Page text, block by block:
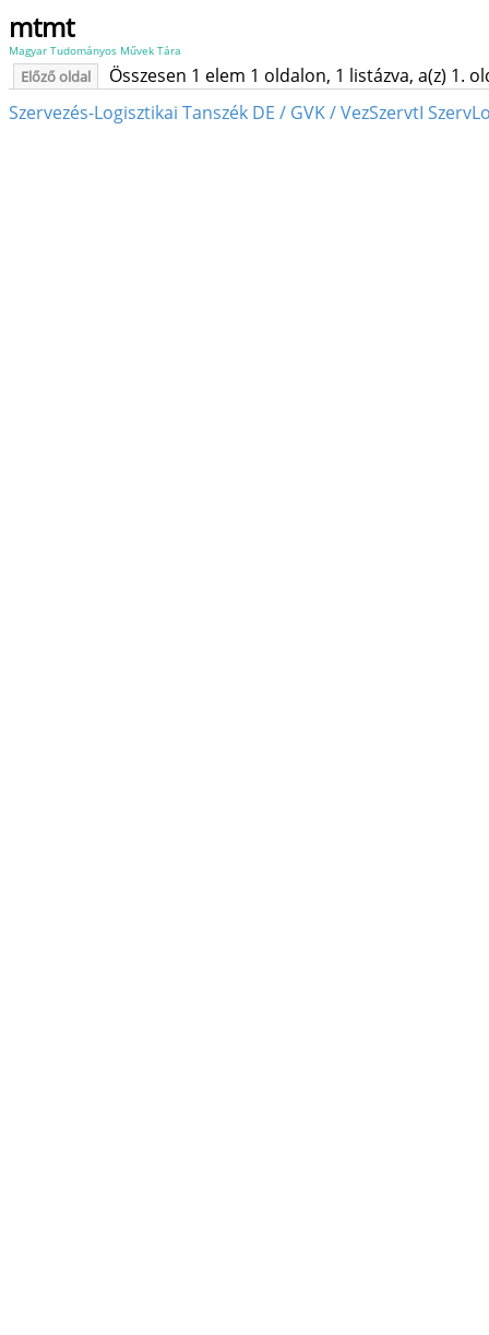
mtmt
Magyar Tudományos Művek Tára
Előző oldal
Összesen 1 elem 1 oldalon, 1 listázva, a(z) 1.
Szervezés-Logisztikai Tanszék DE / GVK / VezSzervtI